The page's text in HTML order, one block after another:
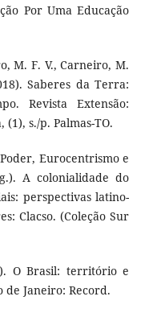
Por Uma Educação
M. F. V., Carneiro, M.
Saberes da Terra:
Revista Extensão:
s./p. Palmas-TO.
Eurocentrismo e
A colonialidade do
perspectivas latino-
Clacso. (Coleção Sur
O Brasil: território e
de Janeiro: Record.